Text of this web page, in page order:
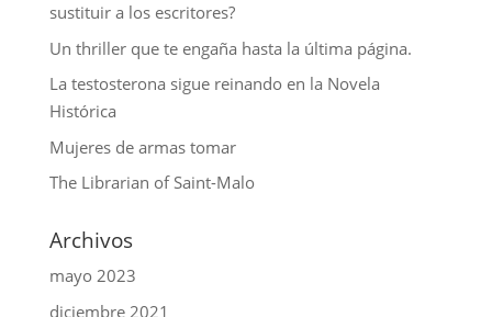
sustituir a los escritores?
Un thriller que te engaña hasta la última página.
La testosterona sigue reinando en la Novela
Histórica
Mujeres de armas tomar
The Librarian of Saint-Malo
Archivos
mayo 2023
diciembre 2021